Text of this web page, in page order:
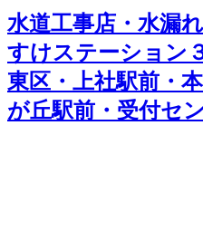
水道工事店・水漏
すけステーション
東区・上社駅前・
が丘駅前・受付セ